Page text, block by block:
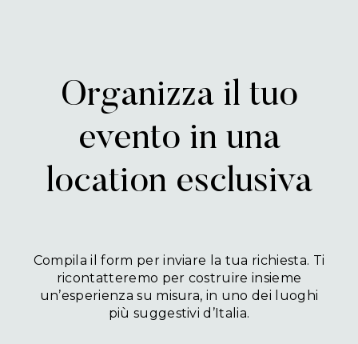
Organizza il tuo
evento in una
location esclusiva
Compila il form per inviare la tua richiesta. Ti
ricontatteremo per costruire insieme
un’esperienza su misura, in uno dei luoghi
più suggestivi d’Italia.